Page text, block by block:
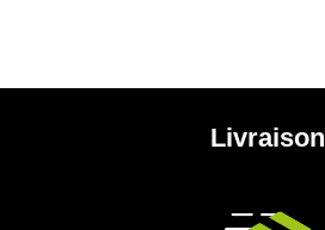
Livraison